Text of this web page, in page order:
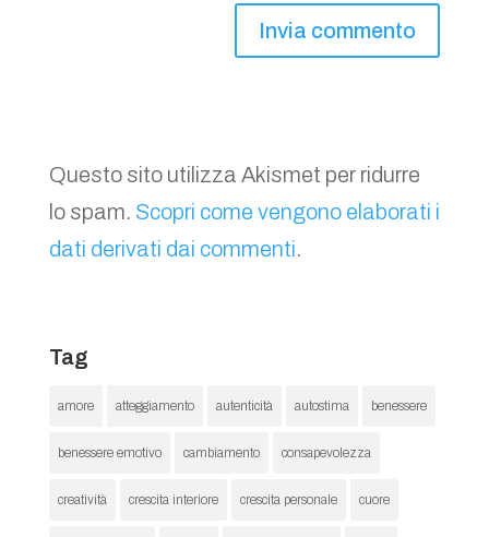
Questo sito utilizza Akismet per ridurre
lo spam. Scopri come vengono elaborati i
dati derivati dai commenti.
Tag
amore atteggiamento autenticità autostima benessere
benessere emotivo cambiamento consapevolezza
creatività crescita interiore crescita personale cuore